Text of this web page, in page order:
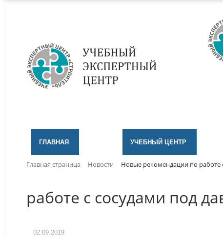
ГЛАВНАЯ УЧЕБНЫЙ ЦЕНТР
Главная страница Новости Новые рекомендации по
работе с сосудами под
02.09.2019